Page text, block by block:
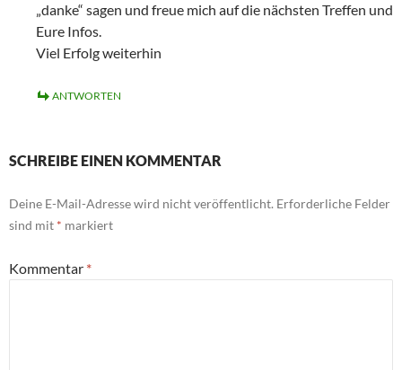
„danke“ sagen und freue mich auf die nächsten Treffen und
Eure Infos.
Viel Erfolg weiterhin
ANTWORTEN
SCHREIBE EINEN KOMMENTAR
Deine E-Mail-Adresse wird nicht veröffentlicht. Erforderliche Felder
sind mit * markiert
Kommentar *